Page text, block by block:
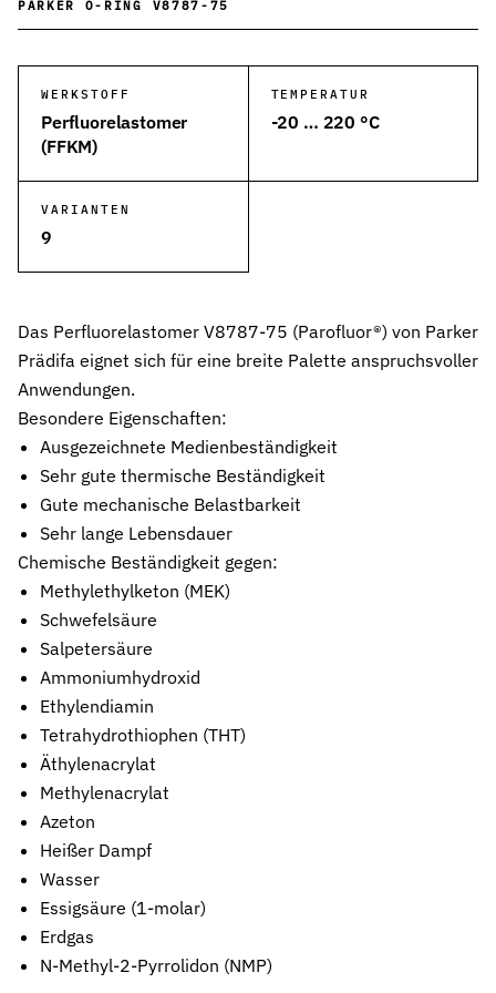
Dichtungen für höchste Ansprüche in Hydraulik und Pneumatik
Kolbendichtungen
O-Ringe
Universelle Dichtungslösung für vielfältige Anwendungen
Dichtungslösungen für rotierende Wellen und Rotoren
Abstreifer
Effektiver Schutz vor Schmutz, Staub und Feuchtigkeit
Führungsringe
Präzise Führung von Kolben und Stangen, verhindert
Stützringe
Anti-Extrusions-Element, schützt O-Ringe bei hohem Druck
Dämpfungsringe
Kontrollierte Endlagendämpfung im Pneumatikzylinder
Flachdichtungen
Zuverlässige Abdichtung für plane Flächen, Flansche und
Gummiformteile
Präzise geformte Elastomerbauteile für Dämpfung, Verbindung
Dichtsätze
Komplettlösungen aus abgestimmten Dichtungselementen
Sonderdichtungen
Individuell entwickelte Dichtungslösungen
Hydraulikdichtungen
Hochleistungsdichtungen für hydraulische Anwendungen
PARKER O-RING V8787-75
WERKSTOFF
Perfluorelastomer
(FFKM)
TEMPERATUR
-20 … 220 °C
VARIANTEN
9
Das Perfluorelastomer V8787-75 (Parofluor®) von Parker
Prädifa eignet sich für eine breite Palette anspruchsvoller
Anwendungen.
Besondere Eigenschaften:
Ausgezeichnete Medienbeständigkeit
Sehr gute thermische Beständigkeit
Gute mechanische Belastbarkeit
Sehr lange Lebensdauer
Chemische Beständigkeit gegen:
Methylethylketon (MEK)
Schwefelsäure
Salpetersäure
Ammoniumhydroxid
Ethylendiamin
Tetrahydrothiophen (THT)
Äthylenacrylat
Methylenacrylat
Azeton
Heißer Dampf
Wasser
Essigsäure (1-molar)
Erdgas
N-Methyl-2-Pyrrolidon (NMP)